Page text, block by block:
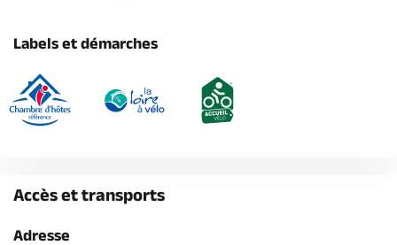
Labels et démarches
Accès et transports
Adresse